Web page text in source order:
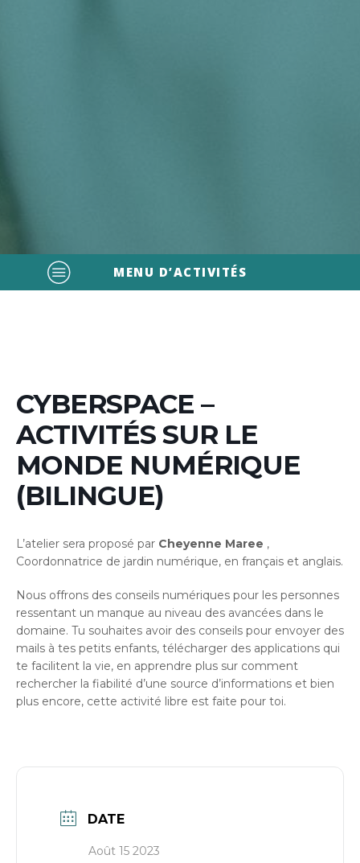
MENU D’ACTIVITÉS
CYBERSPACE –
ACTIVITÉS SUR LE
MONDE NUMÉRIQUE
(BILINGUE)
L’atelier sera proposé par Cheyenne Maree ,
Coordonnatrice de jardin numérique, en français et anglais.
Nous offrons des conseils numériques pour les personnes
ressentant un manque au niveau des avancées dans le
domaine. Tu souhaites avoir des conseils pour envoyer des
mails à tes petits enfants, télécharger des applications qui
te facilitent la vie, en apprendre plus sur comment
rechercher la fiabilité d’une source d’informations et bien
plus encore, cette activité libre est faite pour toi.
DATE
Août 15 2023